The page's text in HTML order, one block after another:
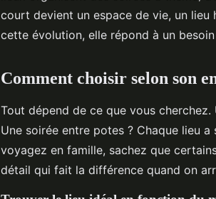
court devient un espace de vie, un
cette évolution, elle répond à un
Comment choisir selon son
Tout dépend de ce que vous
Une soirée entre potes ? Chaque lieu
voyagez en famille, sachez que
détail qui fait la différence quand on